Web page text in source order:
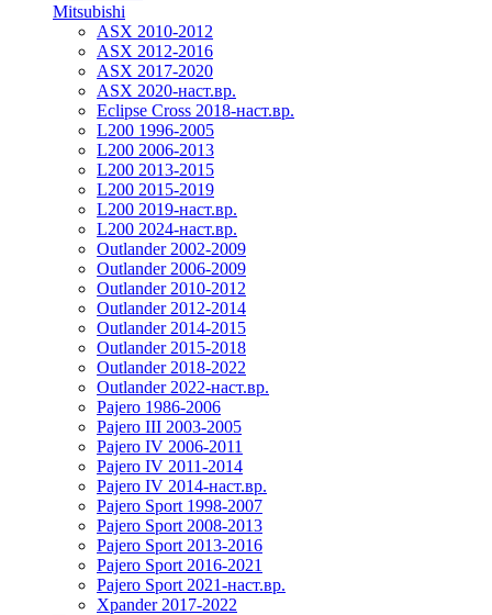
Mitsubishi
ASX 2010-2012
ASX 2012-2016
ASX 2017-2020
ASX 2020-наст.вр.
Eclipse Cross 2018-наст.вр.
L200 1996-2005
L200 2006-2013
L200 2013-2015
L200 2015-2019
L200 2019-наст.вр.
L200 2024-наст.вр.
Outlander 2002-2009
Outlander 2006-2009
Outlander 2010-2012
Outlander 2012-2014
Outlander 2014-2015
Outlander 2015-2018
Outlander 2018-2022
Outlander 2022-наст.вр.
Pajero 1986-2006
Pajero III 2003-2005
Pajero IV 2006-2011
Pajero IV 2011-2014
Pajero IV 2014-наст.вр.
Pajero Sport 1998-2007
Pajero Sport 2008-2013
Pajero Sport 2013-2016
Pajero Sport 2016-2021
Pajero Sport 2021-наст.вр.
Xpander 2017-2022